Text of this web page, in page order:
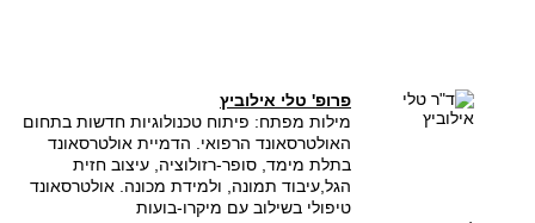
פרופ' טלי אילוביץ
מילות מפתח: פיתוח טכנולוגיות חדשות בתחום
האולטרסאונד הרפואי. ​הדמיית אולטרסאונד
בתלת מימד, סופר-רזולוציה, עיצוב חזית
הגל,עיבוד תמונה, ​ולמידת מכונה. אולטרסאונד
טיפולי בשילוב עם מיקרו-בועות